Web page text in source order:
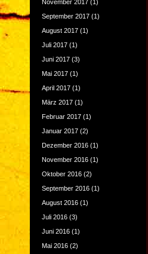
November 2017 (1)
September 2017 (1)
August 2017 (1)
Juli 2017 (1)
Juni 2017 (3)
Mai 2017 (1)
April 2017 (1)
März 2017 (1)
Februar 2017 (1)
Januar 2017 (2)
Dezember 2016 (1)
November 2016 (1)
Oktober 2016 (2)
September 2016 (1)
August 2016 (1)
Juli 2016 (3)
Juni 2016 (1)
Mai 2016 (2)